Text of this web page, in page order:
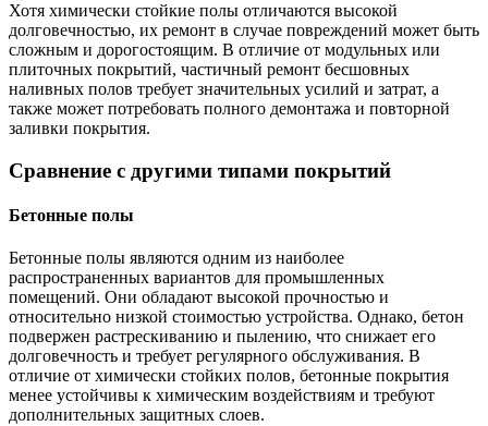
Хотя химически стойкие полы отличаются высокой
долговечностью, их ремонт в случае повреждений может быть
сложным и дорогостоящим. В отличие от модульных или
плиточных покрытий, частичный ремонт бесшовных
наливных полов требует значительных усилий и затрат, а
также может потребовать полного демонтажа и повторной
заливки покрытия.
Сравнение с другими типами покрытий
Бетонные полы
Бетонные полы являются одним из наиболее
распространенных вариантов для промышленных
помещений. Они обладают высокой прочностью и
относительно низкой стоимостью устройства. Однако, бетон
подвержен растрескиванию и пылению, что снижает его
долговечность и требует регулярного обслуживания. В
отличие от химически стойких полов, бетонные покрытия
менее устойчивы к химическим воздействиям и требуют
дополнительных защитных слоев.